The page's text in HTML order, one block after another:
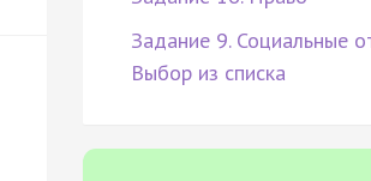
Задание 9. Социальные
Выбор из списка